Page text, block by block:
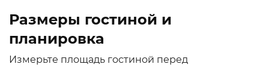
Размеры гостиной и
планировка
Измерьте площадь гостиной перед